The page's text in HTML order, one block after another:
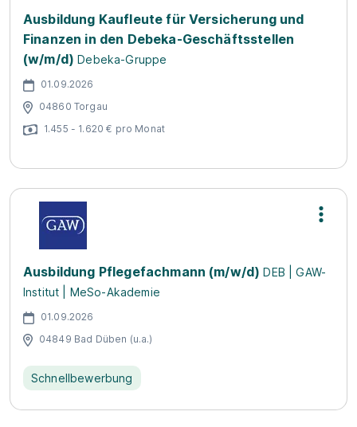
Ausbildung Kaufleute für Versicherung und
Finanzen in den Debeka-Geschäftsstellen
(w/m/d)Debeka-Gruppe
01.09.2026
04860 Torgau
1.455 - 1.620 € pro Monat
Ausbildung Pflegefachmann (m/w/d) DEB | GAW-
Institut | MeSo-Akademie
01.09.2026
04849 Bad Düben (u.a.)
Schnellbewerbung